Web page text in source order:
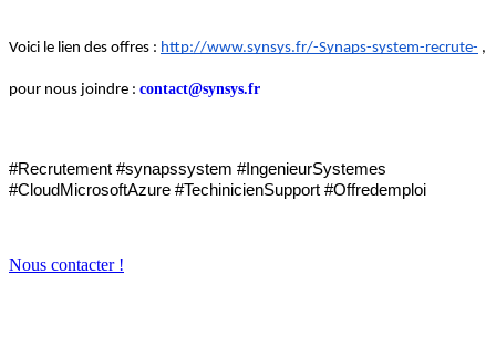
Voici le lien des offres : http://www.synsys.fr/-Synaps-system-recrute- ,
pour nous joindre : contact@synsys.fr
#Recrutement #synapssystem #IngenieurSystemes
#CloudMicrosoftAzure #TechinicienSupport #Offredemploi
Nous contacter !